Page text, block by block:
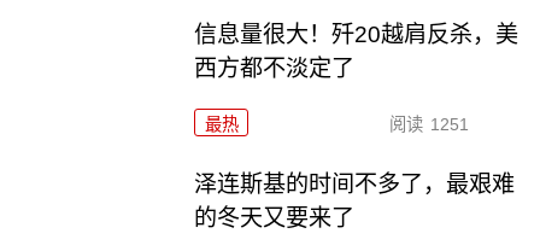
信息量很大！歼20越肩反杀，美
西方都不淡定了
最热 阅读 1251
泽连斯基的时间不多了，最艰难
的冬天又要来了